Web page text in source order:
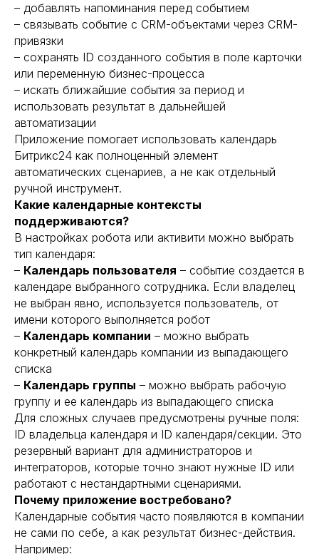
– добавлять напоминания перед событием
– связывать событие с CRM-объектами через CRM-
привязки
– сохранять ID созданного события в поле карточки
или переменную бизнес-процесса
– искать ближайшие события за период и
использовать результат в дальнейшей
автоматизации
Приложение помогает использовать календарь
Битрикс24 как полноценный элемент
автоматических сценариев, а не как отдельный
ручной инструмент.
Какие календарные контексты
поддерживаются?
В настройках робота или активити можно выбрать
тип календаря:
– Календарь пользователя – событие создается в
календаре выбранного сотрудника. Если владелец
не выбран явно, используется пользователь, от
имени которого выполняется робот
– Календарь компании – можно выбрать
конкретный календарь компании из выпадающего
списка
– Календарь группы – можно выбрать рабочую
группу и ее календарь из выпадающего списка
Для сложных случаев предусмотрены ручные поля:
ID владельца календаря и ID календаря/секции. Это
резервный вариант для администраторов и
интеграторов, которые точно знают нужные ID или
работают с нестандартными сценариями.
Почему приложение востребовано?
Календарные события часто появляются в компании
не сами по себе, а как результат бизнес-действия.
Например: